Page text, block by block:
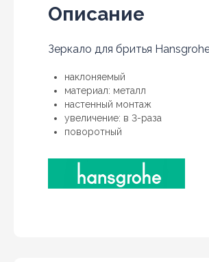
Описание
Зеркало для бритья
наклоняемый
материал: металл
настенный монтаж
увеличение: в 3-раза
поворотный